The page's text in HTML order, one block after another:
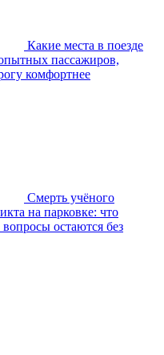
Какие места в поезде
пассажиров,
комфортнее
Смерть учёного
на парковке: что
остаются без